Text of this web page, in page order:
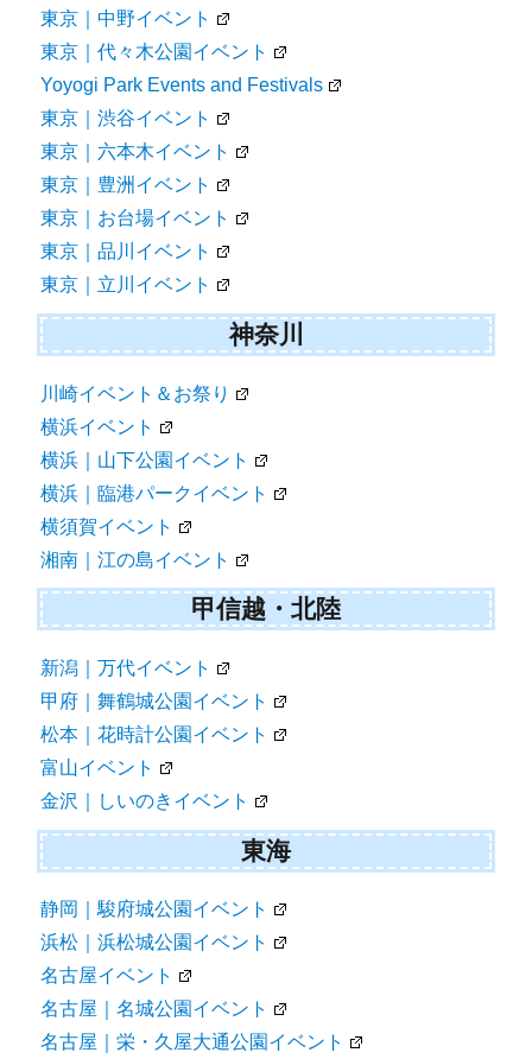
東京｜中野イベント
東京｜代々木公園イベント
Yoyogi Park Events and Festivals
東京｜渋谷イベント
東京｜六本木イベント
東京｜豊洲イベント
東京｜お台場イベント
東京｜品川イベント
東京｜立川イベント
神奈川
川崎イベント＆お祭り
横浜イベント
横浜｜山下公園イベント
横浜｜臨港パークイベント
横須賀イベント
湘南｜江の島イベント
甲信越・北陸
新潟｜万代イベント
甲府｜舞鶴城公園イベント
松本｜花時計公園イベント
富山イベント
金沢｜しいのきイベント
東海
静岡｜駿府城公園イベント
浜松｜浜松城公園イベント
名古屋イベント
名古屋｜名城公園イベント
名古屋｜栄・久屋大通公園イベント